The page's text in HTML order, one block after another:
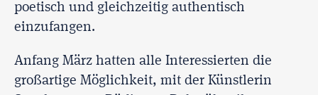
poetisch und gleichzeitig authentisch
einzufangen.
Anfang März hatten alle Interessierten die
großartige Möglichkeit, mit der Künstlerin